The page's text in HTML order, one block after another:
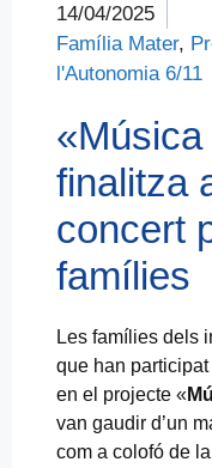
14/04/2025
Família Mater,
l'Autonomia 6/11
finalitza
concert
famílies
Les famílies dels
que han participat
en el projecte «
van gaudir d’un
com a colofó de